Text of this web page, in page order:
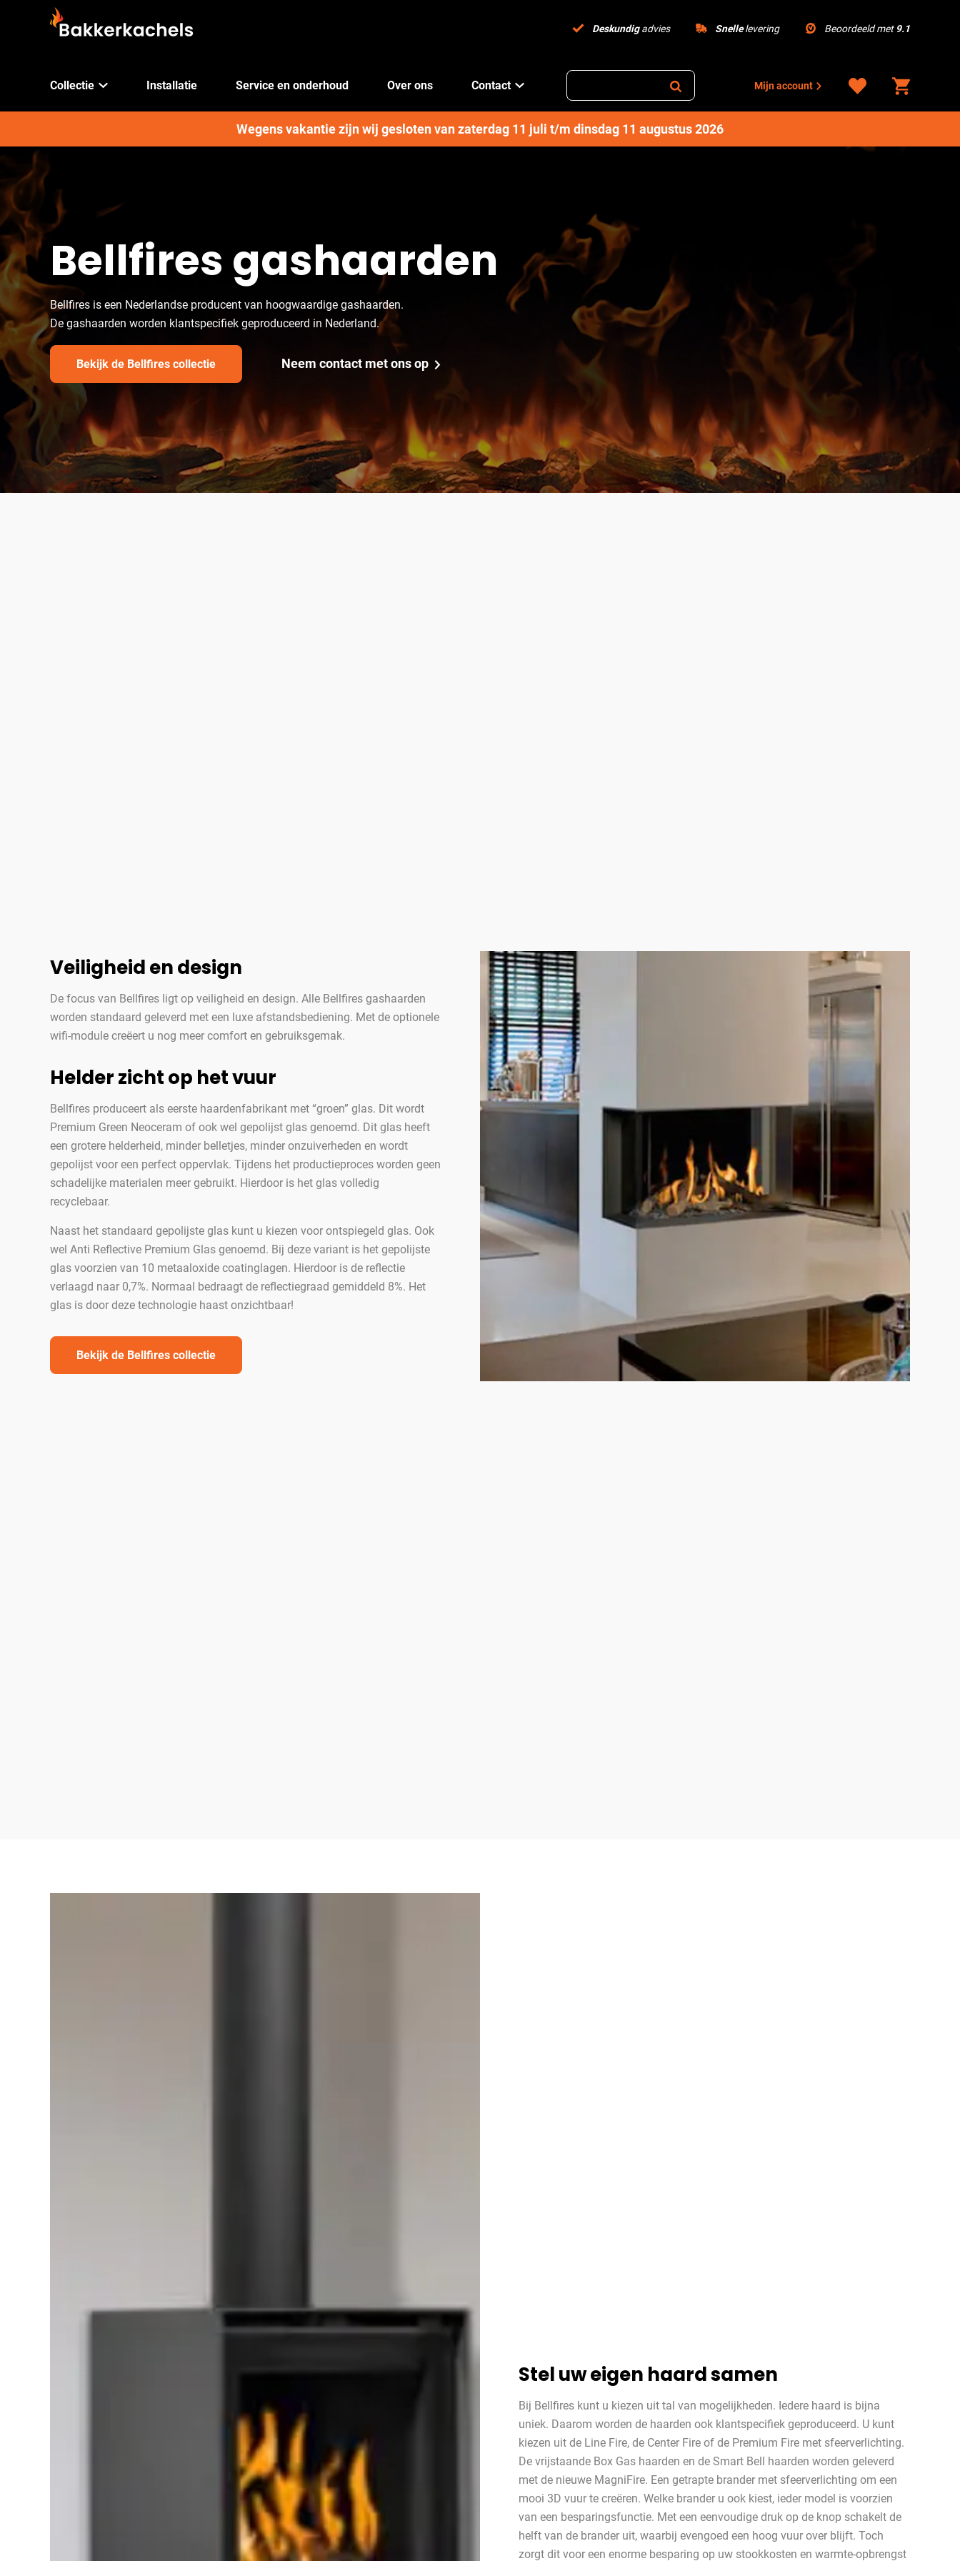
Deskundigadvies Snellelevering Beoordeeld met 9.1
Collectie Installatie Service en onderhoud Over ons Contact Mijn account
Wegens vakantie zijn wij gesloten van zaterdag 11 juli t/m dinsdag 11 augustus 2026
Bellfires gashaarden
Bellfires is een Nederlandse producent van hoogwaardige gashaarden.
De gashaarden worden klantspecifiek geproduceerd in Nederland.
Bekijk de Bellfires collectie Neem contact met ons op
Veiligheid en design
De focus van Bellfires ligt op veiligheid en design. Alle Bellfires gashaarden
worden standaard geleverd met een luxe afstandsbediening. Met de optionele
wifi-module creëert u nog meer comfort en gebruiksgemak.
Helder zicht op het vuur
Bellfires produceert als eerste haardenfabrikant met “groen” glas. Dit wordt
Premium Green Neoceram of ook wel gepolijst glas genoemd. Dit glas heeft
een grotere helderheid, minder belletjes, minder onzuiverheden en wordt
gepolijst voor een perfect oppervlak. Tijdens het productieproces worden geen
schadelijke materialen meer gebruikt. Hierdoor is het glas volledig
recyclebaar.
Naast het standaard gepolijste glas kunt u kiezen voor ontspiegeld glas. Ook
wel Anti Reflective Premium Glas genoemd. Bij deze variant is het gepolijste
glas voorzien van 10 metaaloxide coatinglagen. Hierdoor is de reflectie
verlaagd naar 0,7%. Normaal bedraagt de reflectiegraad gemiddeld 8%. Het
glas is door deze technologie haast onzichtbaar!
Bekijk de Bellfires collectie
Stel uw eigen haard samen
Bij Bellfires kunt u kiezen uit tal van mogelijkheden. Iedere haard is bijna
uniek. Daarom worden de haarden ook klantspecifiek geproduceerd. U kunt
kiezen uit de Line Fire, de Center Fire of de Premium Fire met sfeerverlichting.
De vrijstaande Box Gas haarden en de Smart Bell haarden worden geleverd
met de nieuwe MagniFire. Een getrapte brander met sfeerverlichting om een
mooi 3D vuur te creëren. Welke brander u ook kiest, ieder model is voorzien
van een besparingsfunctie. Met een eenvoudige druk op de knop schakelt de
helft van de brander uit, waarbij evengoed een hoog vuur over blijft. Toch
zorgt dit voor een enorme besparing op uw stookkosten en warmte-opbrengst